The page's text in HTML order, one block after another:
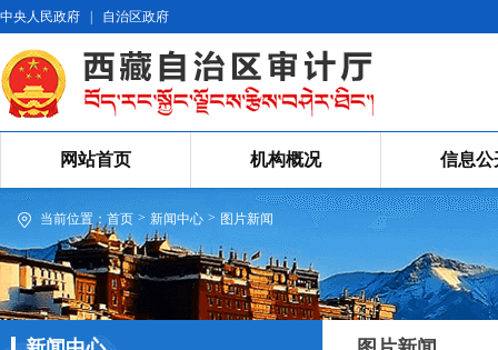
中央人民政府 自治区政府
网站首页 机构概况 信息公
当前位置： 首页 > 新闻中心 > 图片新闻